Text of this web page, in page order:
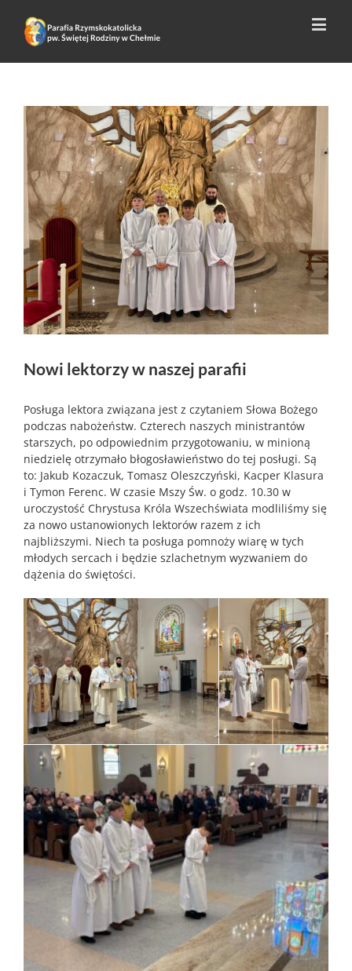
Nowi lektorzy w naszej parafii
Posługa lektora związana jest z czytaniem Słowa Bożego
podczas nabożeństw. Czterech naszych ministrantów
starszych, po odpowiednim przygotowaniu, w minioną
niedzielę otrzymało błogosławieństwo do tej posługi. Są
to: Jakub Kozaczuk, Tomasz Oleszczyński, Kacper Klasura
i Tymon Ferenc. W czasie Mszy Św. o godz. 10.30 w
uroczystość Chrystusa Króla Wszechświata modliliśmy się
za nowo ustanowionych lektorów razem z ich
najbliższymi. Niech ta posługa pomnoży wiarę w tych
młodych sercach i będzie szlachetnym wyzwaniem do
dążenia do świętości.